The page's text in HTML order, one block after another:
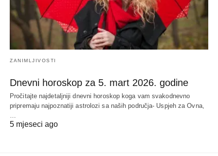
ZANIMLJIVOSTI
Dnevni horoskop za 5. mart 2026. godine
Pročitajte najdetaljniji dnevni horoskop koga vam svakodnevno
pripremaju najpoznatiji astrolozi sa naših područja- Uspjeh za Ovna,
5 mjeseci ago